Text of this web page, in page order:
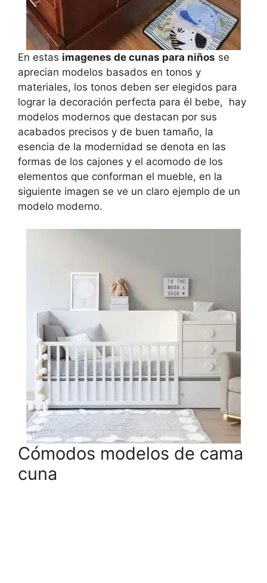
En estas imagenes de cunas para niños se
aprecian modelos basados en tonos y
materiales, los tonos deben ser elegidos para
lograr la decoración perfecta para él bebe, hay
modelos modernos que destacan por sus
acabados precisos y de buen tamaño, la
esencia de la modernidad se denota en las
formas de los cajones y el acomodo de los
elementos que conforman el mueble, en la
siguiente imagen se ve un claro ejemplo de un
modelo moderno.
Cómodos modelos de cama
cuna